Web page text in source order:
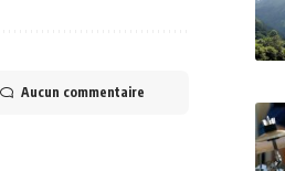
Aucun commentaire